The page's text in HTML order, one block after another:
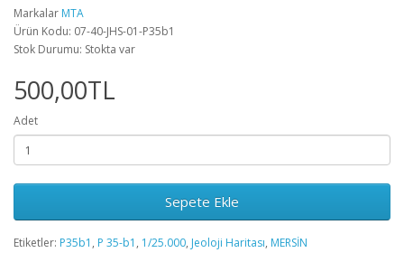
Markalar MTA
Ürün Kodu: 07-40-JHS-01-P35b1
Stok Durumu: Stokta var
500,00TL
Adet
Sepete Ekle
Etiketler: P35b1 , P 35-b1 , 1/25.000, Jeoloji Haritası, MERSİN